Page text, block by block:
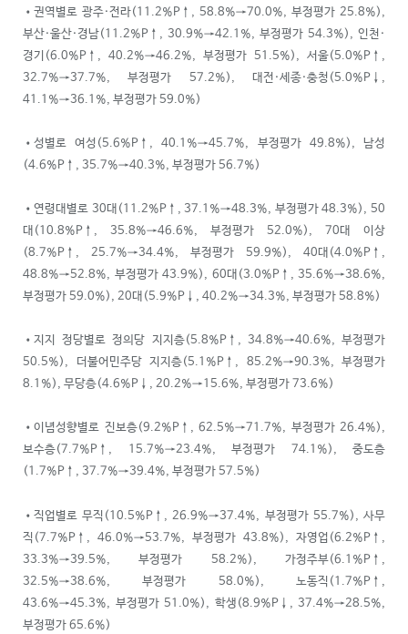
•권역별로 광주·전라(11.2%P↑, 58.8%→70.0%, 부정평가 25.8%),
부산·울산·경남(11.2%P↑, 30.9%→42.1%, 부정평가 54.3%), 인천·
경기(6.0%P↑, 40.2%→46.2%, 부정평가 51.5%), 서울(5.0%P↑,
32.7%→37.7%, 부정평가 57.2%), 대전·세종·충청(5.0%P↓,
41.1%→36.1%, 부정평가 59.0%)
•성별로 여성(5.6%P↑, 40.1%→45.7%, 부정평가 49.8%), 남성
(4.6%P↑, 35.7%→40.3%, 부정평가 56.7%)
•연령대별로 30대(11.2%P↑, 37.1%→48.3%, 부정평가 48.3%), 50
대(10.8%P↑, 35.8%→46.6%, 부정평가 52.0%), 70대 이상
(8.7%P↑, 25.7%→34.4%, 부정평가 59.9%), 40대(4.0%P↑,
48.8%→52.8%, 부정평가 43.9%), 60대(3.0%P↑, 35.6%→38.6%,
부정평가 59.0%), 20대(5.9%P↓, 40.2%→34.3%, 부정평가 58.8%)
•지지 정당별로 정의당 지지층(5.8%P↑, 34.8%→40.6%, 부정평가
50.5%), 더불어민주당 지지층(5.1%P↑, 85.2%→90.3%, 부정평가
8.1%), 무당층(4.6%P↓, 20.2%→15.6%, 부정평가 73.6%)
•이념성향별로 진보층(9.2%P↑, 62.5%→71.7%, 부정평가 26.4%),
보수층(7.7%P↑, 15.7%→23.4%, 부정평가 74.1%), 중도층
(1.7%P↑, 37.7%→39.4%, 부정평가 57.5%)
•직업별로 무직(10.5%P↑, 26.9%→37.4%, 부정평가 55.7%), 사무
직(7.7%P↑, 46.0%→53.7%, 부정평가 43.8%), 자영업(6.2%P↑,
33.3%→39.5%, 부정평가 58.2%), 가정주부(6.1%P↑,
32.5%→38.6%, 부정평가 58.0%), 노동직(1.7%P↑,
43.6%→45.3%, 부정평가 51.0%), 학생(8.9%P↓, 37.4%→28.5%,
부정평가 65.6%)